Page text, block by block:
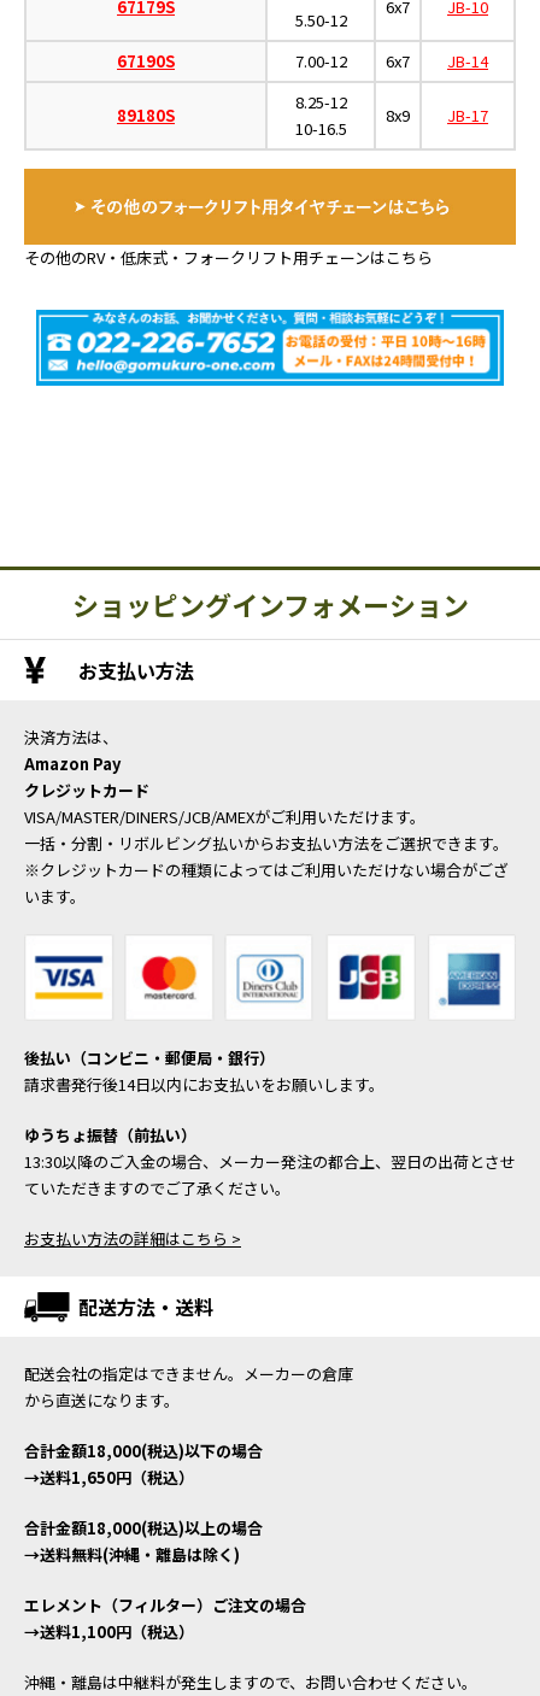
67179S
5.50-12
6x7 JB-10
67190S 7.00-12 6x7 JB-14
89180S
8.25-12
10-16.5
8x9 JB-17
その他のRV・低床式・フォークリフト用チェーンはこちら
ショッピングインフォメーション
お支払い方法
決済方法は、
Amazon Pay
クレジットカード
VISA/MASTER/DINERS/JCB/AMEXがご利用いただけます。
一括・分割・リボルビング払いからお支払い方法をご選択できます。
※クレジットカードの種類によってはご利用いただけない場合がござ
います。
後払い（コンビニ・郵便局・銀行）
請求書発行後14日以内にお支払いをお願いします。
ゆうちょ振替（前払い）
13:30以降のご入金の場合、メーカー発注の都合上、翌日の出荷とさせ
ていただきますのでご了承ください。
お支払い方法の詳細はこちら >
配送方法・送料
配送会社の指定はできません。メーカーの倉庫
から直送になります。
合計金額18,000(税込)以下の場合
→送料1,650円（税込）
合計金額18,000(税込)以上の場合
→送料無料(沖縄・離島は除く)
エレメント（フィルター）ご注文の場合
→送料1,100円（税込）
沖縄・離島は中継料が発生しますので、お問い合わせください。